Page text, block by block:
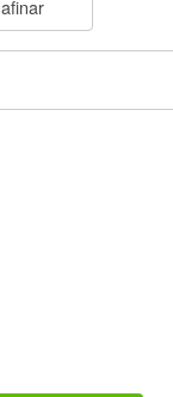
afinar